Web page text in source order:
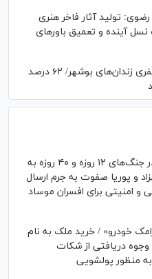
تولید آثار فاخر هنری
آینده و تعمیق باور‌های
کاهش ۱۰ درصدی جمعیت کیفری زندان‌های بوشهر/ ۶۲ درصد
۲ عامل مهم صهیونیست‌ها در جنگ‌های ۱۲ روزه و ۴۰ روزه به
و پوریا صفوت به جرم ارسال
برای افسران موساد
خودرو» / خرید ملک به نام
دریافتی از شکات
منظور پولشویی